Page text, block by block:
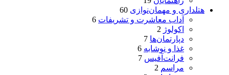
هتلداری و مهمان‌نوازی 60
آداب معاشرت و تشریفات 6
اکولوژ 2
دپارتمان‌ها 7
غذا و نوشابه 6
فرانت‌آفیس 7
مراسم 2